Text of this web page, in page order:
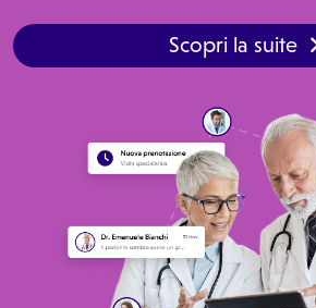
Scopri la suite